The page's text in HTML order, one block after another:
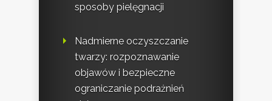
sposoby pielęgnacji
Nadmierne oczyszczanie
twarzy: rozpoznawanie
objawów i bezpieczne
ograniczanie podrażnień